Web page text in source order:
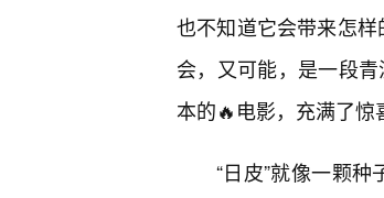
也不知道它会带来怎
会，又可能，是一段
本的🔥电影，充满了惊
“日皮”就像一颗